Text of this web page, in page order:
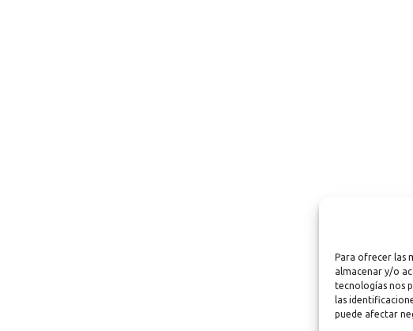
Para ofrecer las
almacenar y/o
tecnologías nos
las
puede afectar